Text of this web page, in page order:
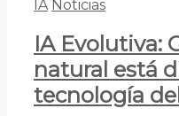
IA Noticias
IA Evolutiva:
natural está
tecnología